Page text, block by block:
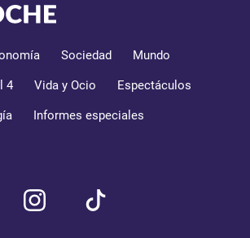
Sociedad Mundo
4 Vida y Ocio Espectáculos
Informes especiales